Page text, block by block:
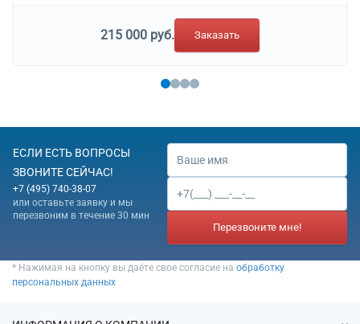
215 000 руб. Заказать
ЕСЛИ ЕСТЬ ВОПРОСЫ
ЗВОНИТЕ СЕЙЧАС!
+7 (495) 740-38-07
или оставьте заявку и мы
перезвоним в течение 30 мин
Перезвоните мне!
* Нажимая на кнопку вы даёте свое согласие на обработку
персональных данных